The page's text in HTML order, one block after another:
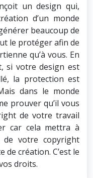
un design qui,
d’un monde
beaucoup de
le protéger afin de
qu’à vous. En
si votre design est
la protection est
dans le monde
prouver qu’il vous
de votre travail
car cela mettra à
de votre copyright
de création. C’est le
droits.